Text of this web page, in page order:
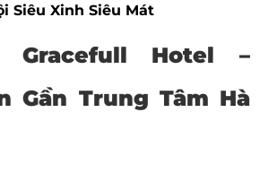
Siêu Xinh Siêu Mát
Gracefull Hotel –
Gần Trung Tâm Hà